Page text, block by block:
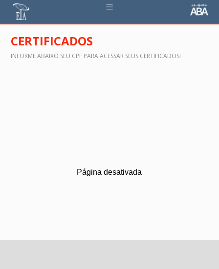
☰
CERTIFICADOS
INFORME ABAIXO SEU CPF PARA ACESSAR SEUS CERTIFICADOS!
Página desativada